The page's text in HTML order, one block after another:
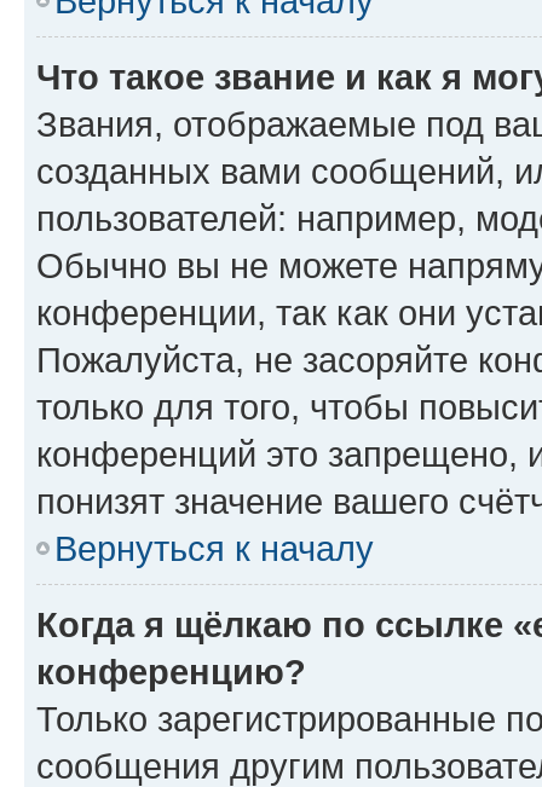
Что такое звание и как я
Звания, отображаемые под
созданных вами сообщений,
пользователей: например,
Обычно вы не можете
конференции, так как они
Пожалуйста, не засоряйте
только для того, чтобы
конференций это запрещено,
понизят значение вашего
Вернуться к началу
Когда я щёлкаю по ссылке
конференцию?
Только зарегистрированные
сообщения другим